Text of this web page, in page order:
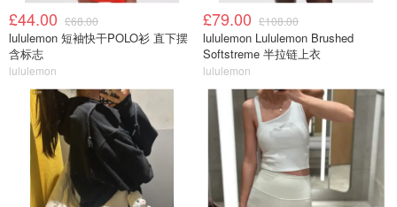
£44.00 £68.00
lululemon 短袖快干POLO衫 直下摆
含标志
lululemon
£79.00 £108.00
lululemon Lululemon Brushed
Softstreme 半拉链上衣
lululemon